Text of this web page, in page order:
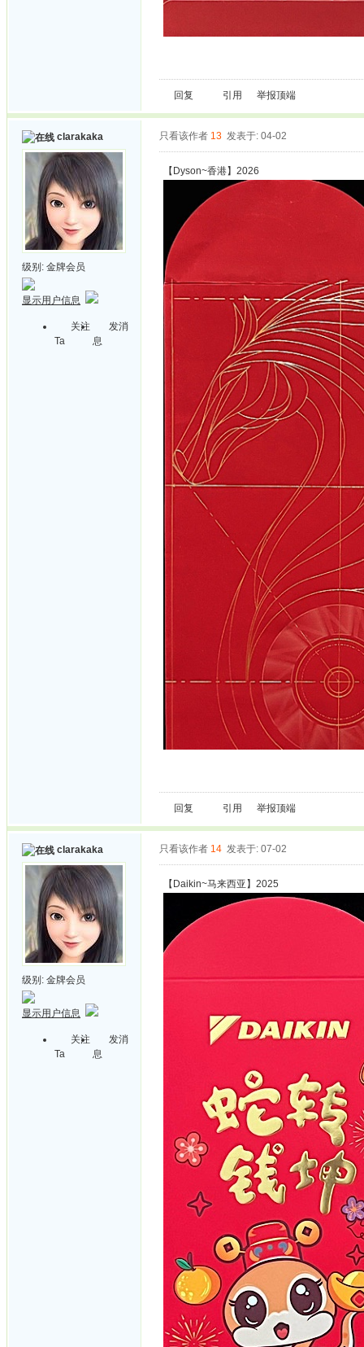
回复 引用 举报顶端
clarakaka
级别: 金牌会员
显示用户信息
关注
Ta
发消
息
只看该作者 13 发表于: 04-02
【Dyson~香港】2026
回复 引用 举报顶端
clarakaka
级别: 金牌会员
显示用户信息
关注
Ta
发消
息
只看该作者 14 发表于: 07-02
【Daikin~马来西亚】2025